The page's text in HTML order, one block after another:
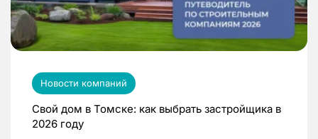
Новости компаний
Свой дом в Томске: как выбрать застройщика в
2026 году